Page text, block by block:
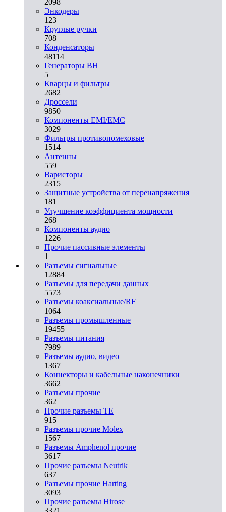
Энкодеры
123
Круглые ручки
708
Конденсаторы
48114
Генераторы ВН
5
Кварцы и фильтры
2682
Дроссели
9850
Компоненты EMI/EMC
3029
Фильтры противопомеховые
1514
Антенны
559
Варисторы
2315
Защитные устройства от перенапряжения
181
Улучшение коэффициента мощности
268
Компоненты аудио
1226
Прочие пассивные элементы
1
Разъeмы сигнальные
12884
Разъeмы для передачи данных
5573
Разъeмы коаксиальные/RF
1064
Разъeмы промышленные
19455
Разъeмы питания
7989
Разъeмы аудио, видео
1367
Коннекторы и кабельные наконечники
3662
Разъeмы прочие
362
Прочие разъемы TE
915
Разъемы прочие Molex
1567
Разъемы Amphenol прочие
3617
Прочие разъемы Neutrik
637
Разъемы прочие Harting
3093
Прочие разъемы Hirose